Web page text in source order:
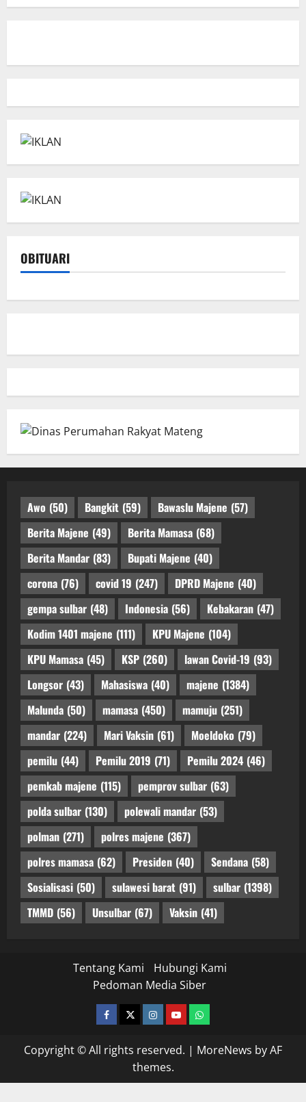
OBITUARI
Awo (50) Bangkit (59) Bawaslu Majene (57)
Berita Majene (49) Berita Mamasa (68)
Berita Mandar (83) Bupati Majene (40)
corona (76) covid 19 (247) DPRD Majene (40)
gempa sulbar (48) Indonesia (56) Kebakaran (47)
Kodim 1401 majene (111) KPU Majene (104)
KPU Mamasa (45) KSP (260) lawan Covid-19 (93)
Longsor (43) Mahasiswa (40) majene (1384)
Malunda (50) mamasa (450) mamuju (251)
mandar (224) Mari Vaksin (61) Moeldoko (79)
pemilu (44) Pemilu 2019 (71) Pemilu 2024 (46)
pemkab majene (115) pemprov sulbar (63)
polda sulbar (130) polewali mandar (53)
polman (271) polres majene (367)
polres mamasa (62) Presiden (40) Sendana (58)
Sosialisasi (50) sulawesi barat (91) sulbar (1398)
TMMD (56) Unsulbar (67) Vaksin (41)
Tentang Kami
Hubungi Kami
Pedoman Media Siber
facebooktwitterinstagram.com
youtubewhatsapp
Copyright © All rights reserved. | MoreNews by AF
themes.